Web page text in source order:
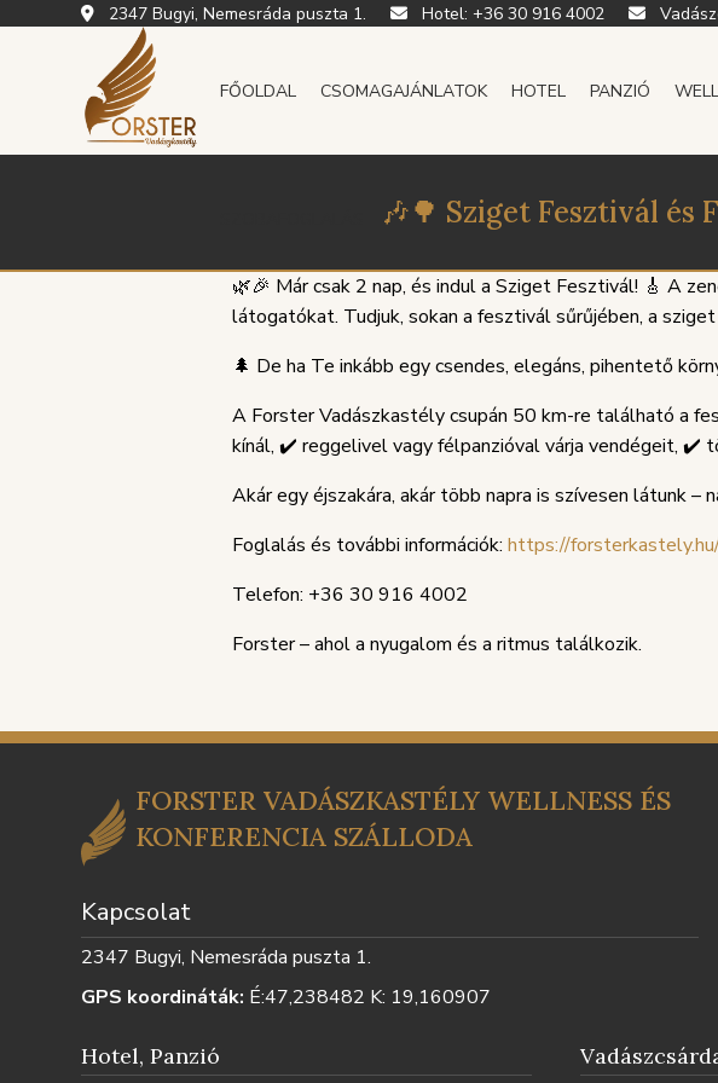
2347 Bugyi, Nemesráda puszta 1. Hotel: +36 30 916 4002
FŐOLDAL CSOMAGAJÁNLATOK HOTEL PANZIÓ
🎶🌳 Sziget Fesztivál
🌿🎉 Már csak 2 nap, és indul a Sziget Fesztivál! 🎸 A
látogatókat. Tudjuk, sokan a fesztivál sűrűjében, a
🌲 De ha Te inkább egy csendes, elegáns, pihentető
A Forster Vadászkastély csupán 50 km-re található a
kínál, ✔️ reggelivel vagy félpanzióval várja vendégeit,
Akár egy éjszakára, akár több napra is szívesen látunk
Foglalás és további információk: https://
Telefon: +36 30 916 4002
Forster – ahol a nyugalom és a ritmus találkozik.
FORSTER VADÁSZKASTÉLY WELLNESS ÉS
KONFERENCIA SZÁLLODA
Kapcsolat
2347 Bugyi, Nemesráda puszta 1.
GPS koordináták: É:47,238482 K: 19,160907
Hotel, Panzió